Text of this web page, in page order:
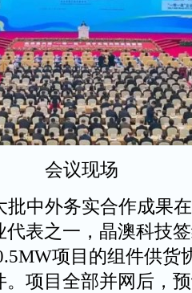
会议现场
中外务实合作成果
表之一，晶澳科技
项目的组件供货
。项目全部并网后，